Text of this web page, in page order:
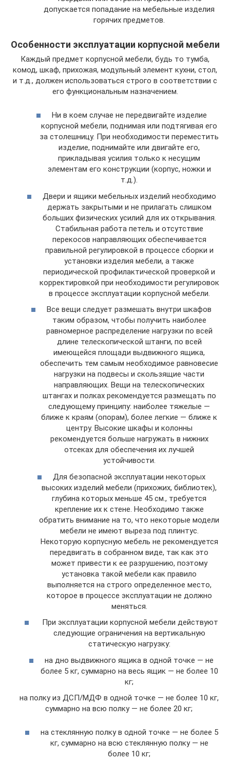
допускается попадание на мебельные изделия
горячих предметов.
Особенности эксплуатации корпусной мебели
Каждый предмет корпусной мебели, будь то тумба,
комод, шкаф, прихожая, модульный элемент кухни, стол,
и т.д., должен использоваться строго в соответствии с
его функциональным назначением.
Ни в коем случае не передвигайте изделие
корпусной мебели, поднимая или подтягивая его
за столешницу. При необходимости переместить
изделие, поднимайте или двигайте его,
прикладывая усилия только к несущим
элементам его конструкции (корпус, ножки и
т.д.).
Двери и ящики мебельных изделий необходимо
держать закрытыми и не прилагать слишком
больших физических усилий для их открывания.
Стабильная работа петель и отсутствие
перекосов направляющих обеспечивается
правильной регулировкой в процессе сборки и
установки изделия мебели, а также
периодической профилактической проверкой и
корректировкой при необходимости регулировок
в процессе эксплуатации корпусной мебели.
Все вещи следует размешать внутри шкафов
таким образом, чтобы получить наиболее
равномерное распределение нагрузки по всей
длине телескопической штанги, по всей
имеющейся площади выдвижного ящика,
обеспечить тем самым необходимое равновесие
нагрузки на подвесы и скользящие части
направляющих. Вещи на телескопических
штангах и полках рекомендуется размещать по
следующему принципу: наиболее тяжелые —
ближе к краям (опорам), более легкие — ближе к
центру. Высокие шкафы и колонны
рекомендуется больше нагружать в нижних
отсеках для обеспечения их лучшей
устойчивости.
Для безопасной эксплуатации некоторых
высоких изделий мебели (прихожих, библиотек),
глубина которых меньше 45 см., требуется
крепление их к стене. Необходимо также
обратить внимание на то, что некоторые модели
мебели не имеют выреза под плинтус.
Некоторую корпусную мебель не рекомендуется
передвигать в собранном виде, так как это
может привести к ее разрушению, поэтому
установка такой мебели как правило
выполняется на строго определенное место,
которое в процессе эксплуатации не должно
меняться.
При эксплуатации корпусной мебели действуют
следующие ограничения на вертикальную
статическую нагрузку:
на дно выдвижного ящика в одной точке — не
более 5 кг, суммарно на весь ящик — не более 10
кг;
на полку из ДСП/МДФ в одной точке — не более 10 кг,
суммарно на всю полку — не более 20 кг;
на стеклянную полку в одной точке — не более 5
кг, суммарно на всю стеклянную полку — не
более 10 кг;